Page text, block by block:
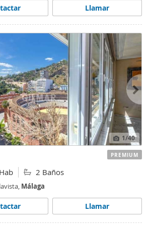
Llamar
1/40
2 Baños
Málaga
Llamar
PREMIUM